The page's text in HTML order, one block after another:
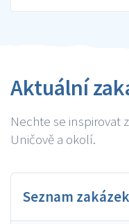
Aktuální
Nechte se inspirovat
Uničově a okolí.
Seznam zakázek